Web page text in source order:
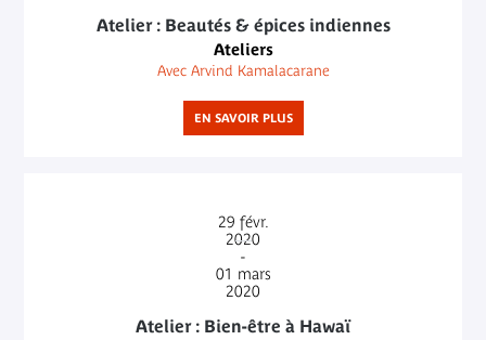
Atelier : Beautés & épices indiennes
Ateliers
Avec Arvind Kamalacarane
EN SAVOIR PLUS
29 févr.
2020
-
01 mars
2020
Atelier : Bien-être à Hawaï